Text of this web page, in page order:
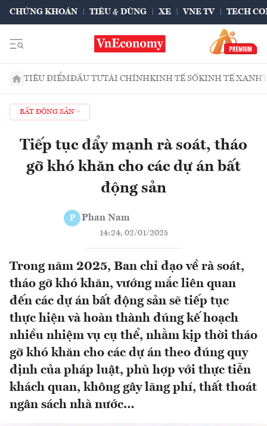
CHỨNG KHOÁN TIÊU & DÙNG XE VNE TV TECH
TIÊU ĐIỂMĐẦU TƯTÀI CHÍNHKINH TẾ SỐKINH TẾ XANH
BẤT ĐỘNG SẢN
Tiếp tục đẩy mạnh rà soát, tháo
gỡ khó khăn cho các dự án bất
động sản
P Phan Nam
14:24, 02/01/2025
Trong năm 2025, Ban chỉ đạo về rà soát,
tháo gỡ khó khăn, vướng mắc liên quan
đến các dự án bất động sản sẽ tiếp tục
thực hiện và hoàn thành đúng kế hoạch
nhiều nhiệm vụ cụ thể, nhằm kịp thời tháo
gỡ khó khăn cho các dự án theo đúng quy
định của pháp luật, phù hợp với thực tiễn
khách quan, không gây lãng phí, thất thoát
ngân sách nhà nước…